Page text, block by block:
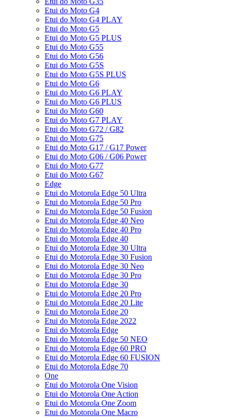
Etui do Moto G4
Etui do Moto G4 PLAY
Etui do Moto G5
Etui do Moto G5 PLUS
Etui do Moto G55
Etui do Moto G56
Etui do Moto G5S
Etui do Moto G5S PLUS
Etui do Moto G6
Etui do Moto G6 PLAY
Etui do Moto G6 PLUS
Etui do Moto G60
Etui do Moto G7 PLAY
Etui do Moto G72 / G82
Etui do Moto G75
Etui do Moto G17 / G17 Power
Etui do Moto G06 / G06 Power
Etui do Moto G77
Etui do Moto G67
Edge
Etui do Motorola Edge 50 Ultra
Etui do Motorola Edge 50 Pro
Etui do Motorola Edge 50 Fusion
Etui do Motorola Edge 40 Neo
Etui do Motorola Edge 40 Pro
Etui do Motorola Edge 40
Etui do Motorola Edge 30 Ultra
Etui do Motorola Edge 30 Fusion
Etui do Motorola Edge 30 Neo
Etui do Motorola Edge 30 Pro
Etui do Motorola Edge 30
Etui do Motorola Edge 20 Pro
Etui do Motorola Edge 20 Lite
Etui do Motorola Edge 20
Etui do Motorola Edge 2022
Etui do Motorola Edge
Etui do Motorola Edge 50 NEO
Etui do Motorola Edge 60 PRO
Etui do Motorola Edge 60 FUSION
Etui do Motorola Edge 70
One
Etui do Motorola One Vision
Etui do Motorola One Action
Etui do Motorola One Zoom
Etui do Motorola One Macro